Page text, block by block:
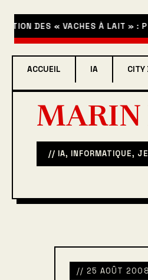
DES « VACHES À LAIT » :
ACCUEIL IA CITY
MARIN
// IA, INFORMATIQUE,
// 25 AOÛT 2008